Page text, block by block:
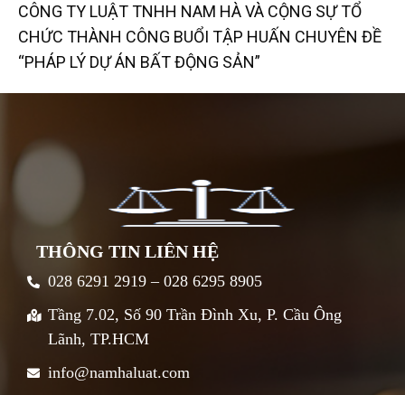
CÔNG TY LUẬT TNHH NAM HÀ VÀ CỘNG SỰ TỔ
CHỨC THÀNH CÔNG BUỔI TẬP HUẤN CHUYÊN ĐỀ
“PHÁP LÝ DỰ ÁN BẤT ĐỘNG SẢN”
THÔNG TIN LIÊN HỆ
028 6291 2919 – 028 6295 8905
Tầng 7.02, Số 90 Trần Đình Xu, P. Cầu Ông
Lãnh, TP.HCM
info@namhaluat.com